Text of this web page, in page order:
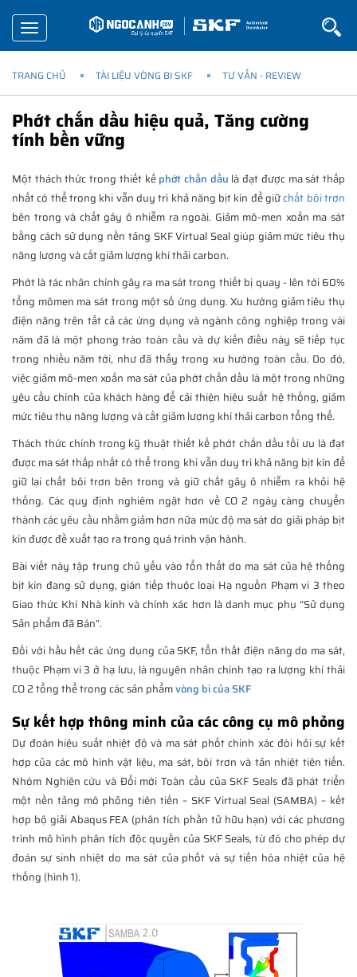
Toggle
navigation
TRANG CHỦ TÀI LIỆU VÒNG BI SKF TƯ VẤN - REVIEW
Phớt chắn dầu hiệu quả, Tăng cường
tính bền vững
Một thách thức trong thiết kếphớt chắn dầu là đạt được ma sát thấp
nhất có thể trong khi vẫn duy trì khả năng bịt kín để giữchất bôi trơn
bên trong và chất gây ô nhiễm ra ngoài. Giảm mô-men xoắn ma sát
bằng cách sử dụng nền tảng SKF Virtual Seal giúp giảm mức tiêu thụ
năng lượng và cắt giảm lượng khí thải carbon.
Phớt là tác nhân chính gây ra ma sát trong thiết bị quay - lên tới 60%
tổng mômen ma sát trong một số ứng dụng. Xu hướng giảm tiêu thụ
điện năng trên tất cả các ứng dụng và ngành công nghiệp trong vài
năm đã là một phong trào toàn cầu và dự kiến điều này sẽ tiếp tục
trong nhiều năm tới, như đã thấy trong xu hướng toàn cầu. Do đó,
việc giảm mô-men xoắn ma sát của phớt chắn dầu là một trong những
yêu cầu chính của khách hàng để cải thiện hiệu suất hệ thống, giảm
mức tiêu thụ năng lượng và cắt giảm lượng khí thải carbon tổng thể.
Thách thức chính trong kỹ thuật thiết kế phớt chắn dầu tối ưu là đạt
được ma sát thấp nhất có thể trong khi vẫn duy trì khả năng bịt kín để
giữ lại chất bôi trơn bên trong và giữ chất gây ô nhiễm ra khỏi hệ
thống. Các quy định nghiêm ngặt hơn về CO 2 ngày càng chuyển
thành các yêu cầu nhằm giảm hơn nữa mức độ ma sát do giải pháp bịt
kín được đề xuất tạo ra trong quá trình vận hành.
Bài viết này tập trung chủ yếu vào tổn thất do ma sát của hệ thống
bịt kín đang sử dụng, gián tiếp thuộc loại Hạ nguồn Phạm vi 3 theo
Giao thức Khí Nhà kính và chính xác hơn là danh mục phụ “Sử dụng
Sản phẩm đã Bán”.
Đối với hầu hết các ứng dụng của SKF, tổn thất điện năng do ma sát,
thuộc Phạm vi 3 ở hạ lưu, là nguyên nhân chính tạo ra lượng khí thải
CO 2 tổng thể trong các sản phẩmvòng bi của SKF
Sự kết hợp thông minh của các công cụ mô phỏng
Dự đoán hiệu suất nhiệt độ và ma sát phốt chính xác đòi hỏi sự kết
hợp của các mô hình vật liệu, ma sát, bôi trơn và tản nhiệt tiên tiến.
Nhóm Nghiên cứu và Đổi mới Toàn cầu của SKF Seals đã phát triển
một nền tảng mô phỏng tiên tiến – SKF Virtual Seal (SAMBA) – kết
hợp bộ giải Abaqus FEA (phân tích phần tử hữu hạn) với các phương
trình mô hình phân tích độc quyền của SKF Seals, từ đó cho phép dự
đoán sự sinh nhiệt do ma sát của phốt và sự tiến hóa nhiệt của hệ
thống (hình 1).